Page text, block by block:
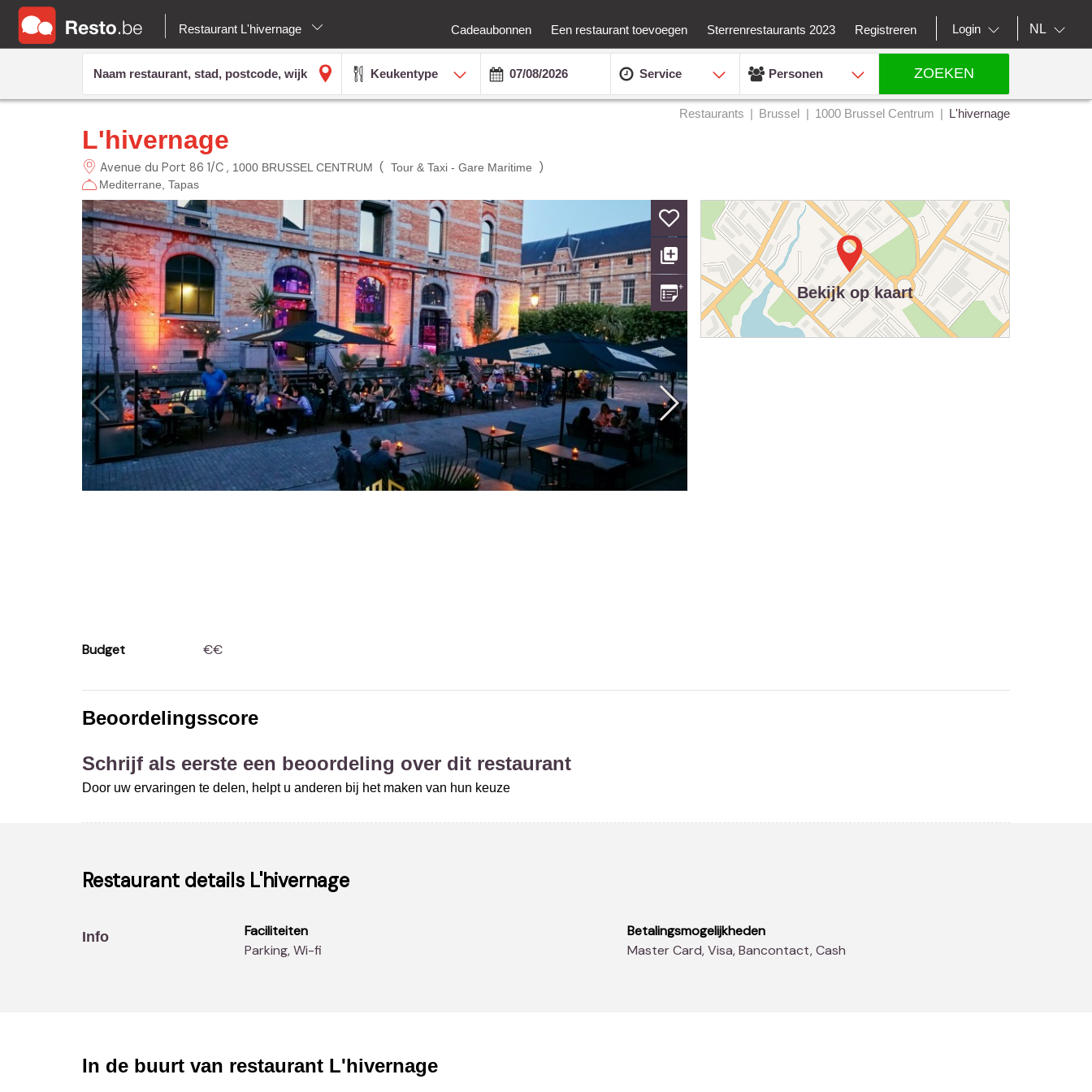
Restaurant L'hivernage Cadeaubonnen Een restaurant toevoegen Sterrenrestaurants 2023 Registreren Login NL
Keukentype Service Personen ZOEKEN
Restaurants Brussel 1000 Brussel Centrum L'hivernage
L'hivernage
Avenue du Port 86 1/C 1000 BRUSSEL CENTRUM ( Tour & Taxi - Gare Maritime )
Mediterrane Tapas
Budget €€
Bekijk op kaart
Beoordelingsscore
Schrijf als eerste een beoordeling over dit restaurant
Door uw ervaringen te delen, helpt u anderen bij het maken van hun keuze
Restaurant details L'hivernage
Info
Faciliteiten
Parking, Wi-fi
Betalingsmogelijkheden
Master Card, Visa, Bancontact, Cash
In de buurt van restaurant L'hivernage